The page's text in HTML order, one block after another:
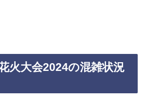
火大会2024の混雑状況